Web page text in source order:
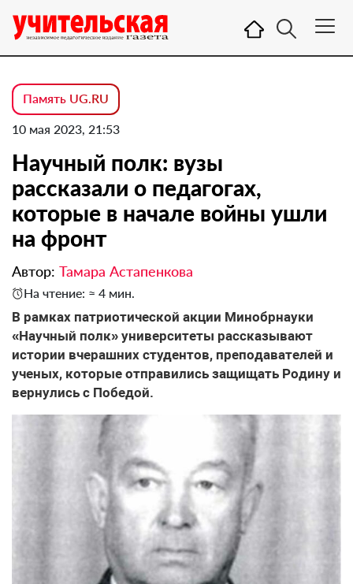
Память UG.RU
10 мая 2023, 21:53
Научный полк: вузы
рассказали о педагогах,
которые в начале войны ушли
на фронт
Автор: Тамара Астапенкова
На чтение: ≈ 4 мин.
В рамках патриотической акции Минобрнауки
«Научный полк» университеты рассказывают
истории вчерашних студентов, преподавателей и
ученых, которые отправились защищать Родину и
вернулись с Победой.